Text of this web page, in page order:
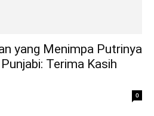
yang Menimpa Putrinya
Terima Kasih
0